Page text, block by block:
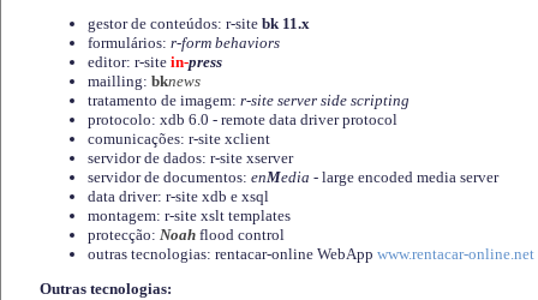
gestor de conteúdos: r-site bk 11.x
formulários: r-form behaviors
editor: r-site in-press
mailling: bknews
tratamento de imagem: r-site server side scripting
protocolo: xdb 6.0 - remote data driver protocol
comunicações: r-site xclient
servidor de dados: r-site xserver
servidor de documentos: enMedia - large encoded media server
data driver: r-site xdb e xsql
montagem: r-site xslt templates
protecção: Noah flood control
outras tecnologias: rentacar-online WebApp www.rentacar-online.net
Outras tecnologias: